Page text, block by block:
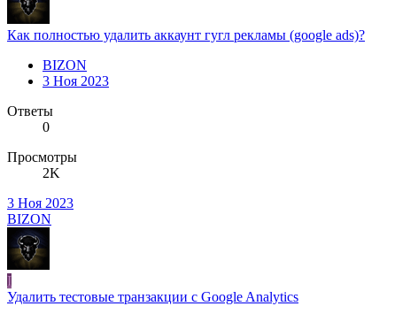
Как полностью удалить аккаунт гугл рекламы (google ads)?
BIZON
3 Ноя 2023
Ответы
0
Просмотры
2K
3 Ноя 2023
BIZON
I
Удалить тестовые транзакции с Google Analytics